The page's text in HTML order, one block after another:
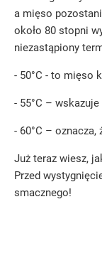
a mięso
około 80 stopni
niezastąpiony
- 50°C - to mięso
- 55°C –
- 60°C –
Już teraz wiesz,
Przed
smacznego!